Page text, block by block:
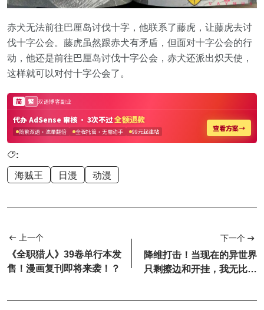
赤犬无法前往巴厘岛讨伐十字，他联系了藤虎，让藤虎去讨
伐十字公会。藤虎虽然跟赤犬有矛盾，但面对十字公会的行
动，他还是前往巴厘岛讨伐十字公会，赤犬还派出炽天使，
这样就可以对付十字公会了。
:
海贼王 日漫 动漫
上一个
《全职猎人》39卷单行本发
售！漫画复刊即将来袭！？
下一个
降维打击！当现在的异世界
只剩擦边和开挂，我无比怀